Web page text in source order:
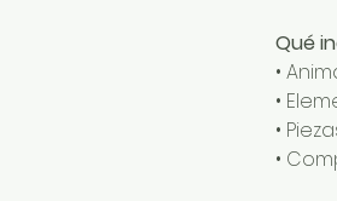
Qué
•
•
•
•